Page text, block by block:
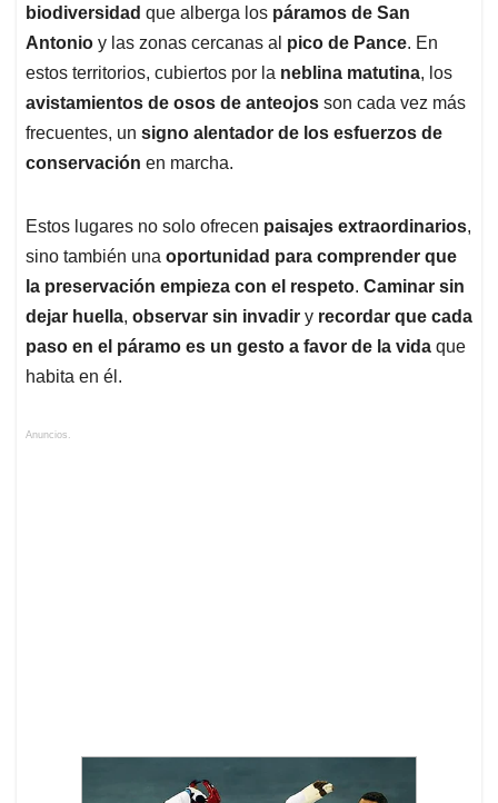
biodiversidad que alberga los páramos de San
Antonio y las zonas cercanas al pico de Pance. En
estos territorios, cubiertos por la neblina matutina, los
avistamientos de osos de anteojos son cada vez más
frecuentes, un signo alentador de los esfuerzos de
conservación en marcha.
Estos lugares no solo ofrecen paisajes extraordinarios,
sino también una oportunidad para comprender que
la preservación empieza con el respeto. Caminar sin
dejar huella, observar sin invadir y recordar que cada
paso en el páramo es un gesto a favor de la vida que
habita en él.
Anuncios.